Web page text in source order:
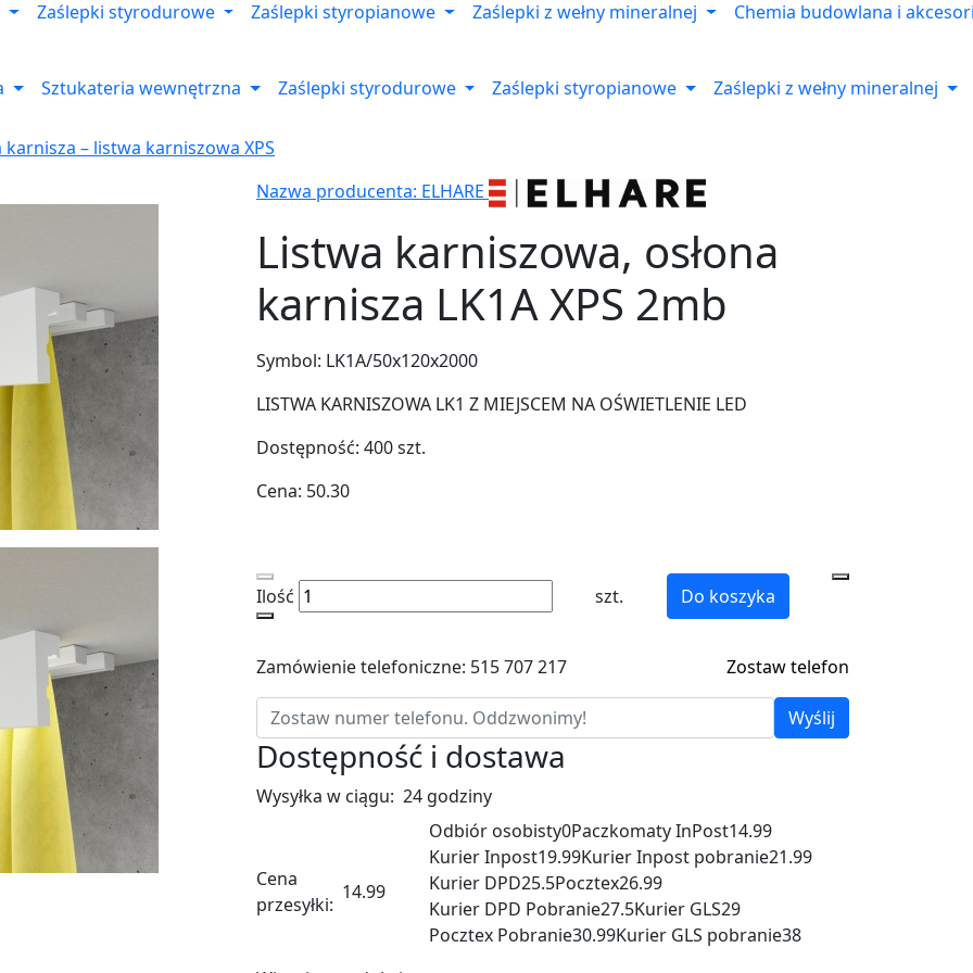
Zaślepki styrodurowe Zaślepki styropianowe Zaślepki z wełny mineralnej Chemia budowlana i
Sztukateria wewnętrzna Zaślepki styrodurowe Zaślepki styropianowe Zaślepki z wełny mineralnej
karnisza – listwa karniszowa XPS
Nazwa producenta: ELHARE
Listwa karniszowa, osłona
karnisza LK1A XPS 2mb
Symbol: LK1A/50x120x2000
LISTWA KARNISZOWA LK1 Z MIEJSCEM NA OŚWIETLENIE LED
Dostępność: 400szt.
Cena: 50.30
Ilość szt. Do koszyka
Zamówienie telefoniczne: 515 707 217 Zostaw telefon
Wyślij
Dostępność i dostawa
Wysyłka w ciągu: 24 godziny
Cena
przesyłki:
14.99
Odbiór osobisty0Paczkomaty InPost14.99
Kurier Inpost19.99Kurier Inpost pobranie21.99
Kurier DPD25.5Pocztex26.99
Kurier DPD Pobranie27.5Kurier GLS29
Pocztex Pobranie30.99Kurier GLS pobranie38